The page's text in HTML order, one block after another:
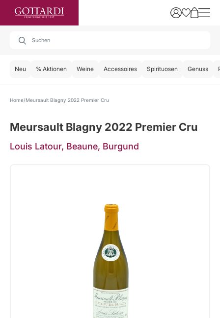
Neu % Aktionen Weine Accessoires Spirituosen Genuss
Home Meursault Blagny 2022 Premier Cru
Meursault Blagny 2022 Premier Cru
Louis Latour, Beaune, Burgund